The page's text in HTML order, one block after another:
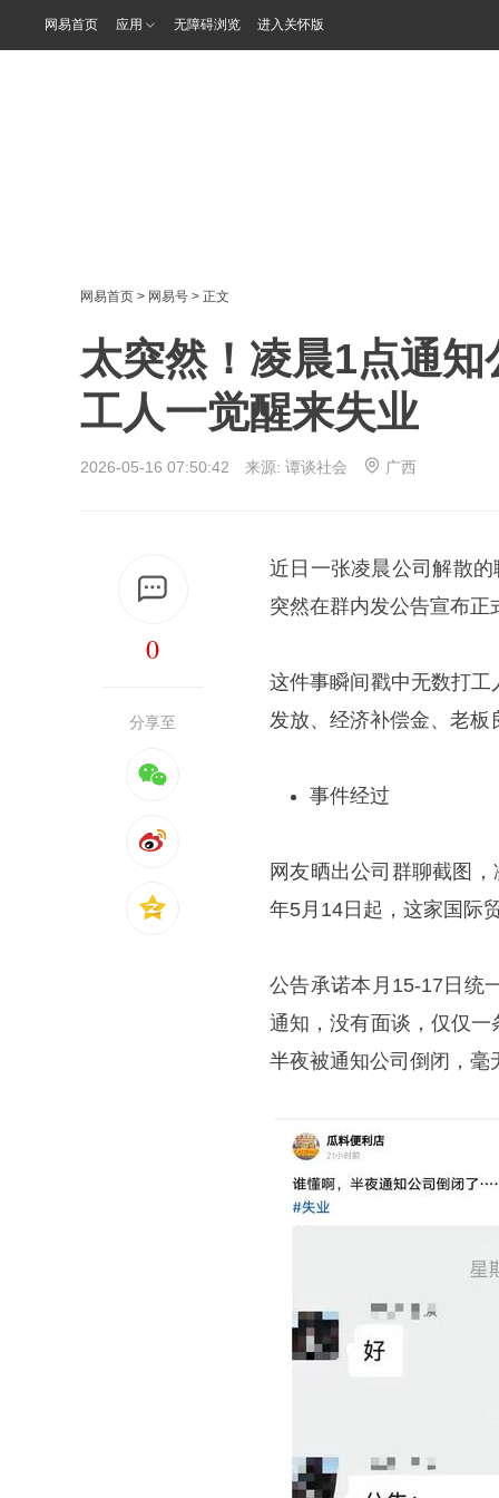
网易首页 应用 无障碍浏览 进入关怀版
网易首页 > 网易号 > 正文
太突然！凌晨1点通
工人一觉醒来失业
2026-05-16 07:50:42 来源: 谭谈社会 广西
0
分享至
近日一张凌晨公司解散
突然在群内发公告宣布
这件事瞬间戳中无数打
发放、经济补偿金、老板
事件经过
网友晒出公司群聊截图
年5月14日起，这家国际
公告承诺本月15-17日统
通知，没有面谈，仅仅
半夜被通知公司倒闭，毫